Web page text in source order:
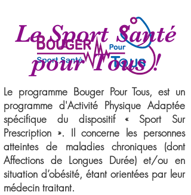
Le Sport Santé
pour Tous !
Le programme Bouger Pour Tous, est un
programme d'Activité Physique Adaptée
spécifique du dispositif « Sport Sur
Prescription ». Il concerne les personnes
atteintes de maladies chroniques (dont
Affections de Longues Durée) et/ou en
situation d’obésité, étant orientées par leur
médecin traitant.